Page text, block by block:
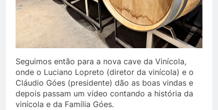
Seguimos então para a nova cave da Vinícola,
onde o Luciano Lopreto (diretor da vinícola) e o
Cláudio Góes (presidente) dão as boas vindas e
depois passam um vídeo contando a história da
vinícola e da Família Góes.